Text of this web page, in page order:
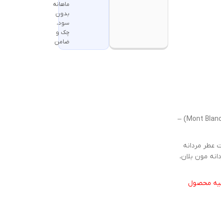
ست عطر هدیه مردانه مون بلان لجند بلو (Mont Blanc Legend Blue Gift Set) –
عطر مردانه
مون بلان،
محصول
ماهانه
بدون
سود،
چک و
ضامن